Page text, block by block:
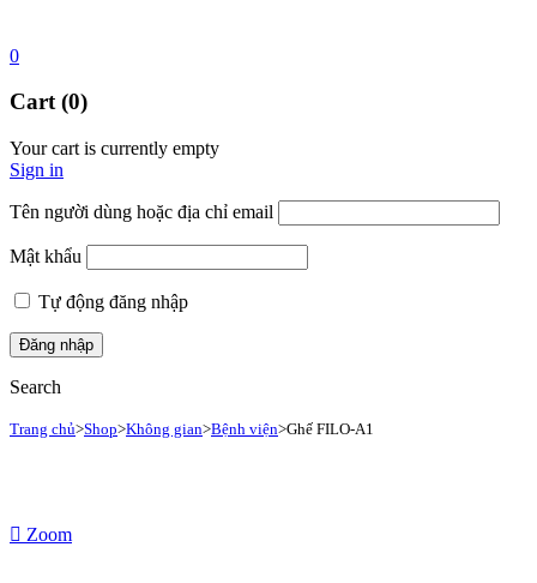
0
Cart (0)
Your cart is currently empty
Sign in
Tên người dùng hoặc địa chỉ email
Mật khẩu
Tự động đăng nhập
Search
Trang chủ>Shop>Không gian>Bệnh viện>Ghế FILO-A1
Zoom